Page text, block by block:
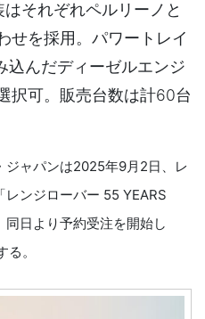
それぞれペルリーノと
せを採用。パワートレイ
込んだディーゼルエンジ
択可。販売台数は計60台
ャパンは2025年9月2日、レ
ンジローバー 55 YEARS
日より予約受注を開始し
。